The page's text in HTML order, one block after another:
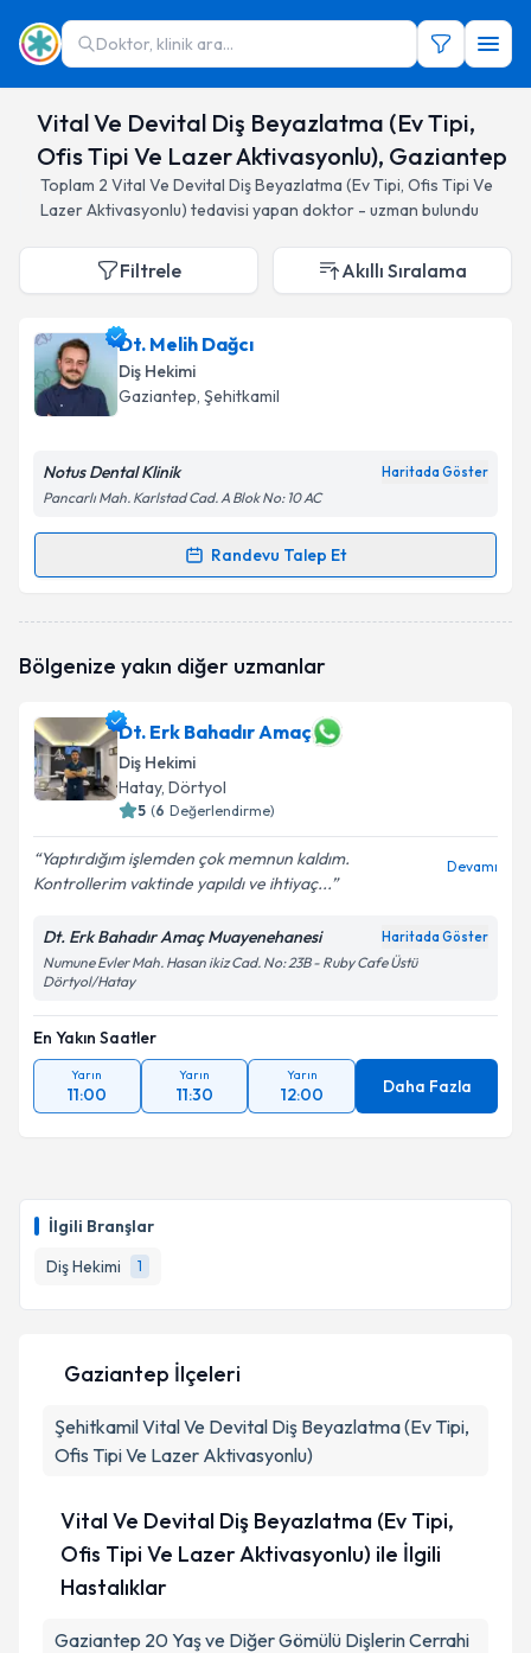
Doktor, klinik ara...
Vital Ve Devital Diş Beyazlatma (Ev Tipi,
Ofis Tipi Ve Lazer Aktivasyonlu), Gaziantep
Toplam 2 Vital Ve Devital Diş Beyazlatma (Ev Tipi, Ofis Tipi Ve
Lazer Aktivasyonlu) tedavisi yapan doktor - uzman bulundu
İlgili Branşlar
Diş Hekimi
1
Filtrele Akıllı Sıralama
Dt. Melih Dağcı
Diş Hekimi
Gaziantep, Şehitkamil
Notus Dental Klinik Haritada Göster
Pancarlı Mah. Karlstad Cad. A Blok No: 10 AC
Randevu Talep Et
Randevu Takvimi Talebi
Size bu uzmandan randevu almanız için bir takvim
E-posta Adresiniz
Kişisel verilerimin işlenmesine ilişkin
Aydınlatma
Metni'ni okudum ve kişisel verilerimin belirtilen
Takvim Talebini Gönder
Bölgenize yakın diğer uzmanlar
Dt. Erk Bahadır Amaç
Diş Hekimi
Hatay, Dörtyol
5 (6 Değerlendirme)
Yaptırdığım işlemden çok memnun kaldım.
Kontrollerim vaktinde yapıldı ve ihtiyaç...
Devamı
Dt. Erk Bahadır Amaç Muayenehanesi Haritada Göster
Numune Evler Mah. Hasan ikiz Cad. No: 23B - Ruby Cafe Üstü
Dörtyol/Hatay
En Yakın Saatler
Yarın
11:00
Yarın
11:30
Yarın
12:00 Daha Fazla
Gaziantep İlçeleri
ŞehitkamilVital Ve Devital Diş Beyazlatma (Ev Tipi,
Ofis Tipi Ve Lazer Aktivasyonlu)
Vital Ve Devital Diş Beyazlatma (Ev Tipi,
Ofis Tipi Ve Lazer Aktivasyonlu) ile İlgili
Hastalıklar
Gaziantep 20 Yaş ve Diğer Gömülü Dişlerin Cerrahi